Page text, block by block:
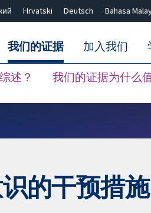
Hrvatski Deutsch Bahasa
我们的证据
述？ 我们的证据为什么
加入我们
的干预措施